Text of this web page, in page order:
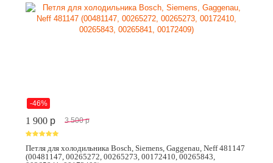
-46%
1 900 p 3 500 p
Петля для холодильника Bosch, Siemens, Gaggenau, Neff 481147
(00481147, 00265272, 00265273, 00172410, 00265843,